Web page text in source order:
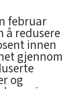
februar
å redusere
innen
gjennom
og